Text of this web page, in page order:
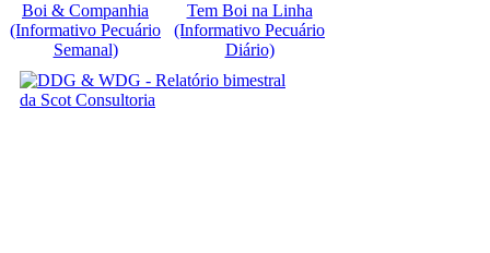
Boi & Companhia
(Informativo Pecuário
Semanal)
Tem Boi na Linha
(Informativo Pecuário
Diário)